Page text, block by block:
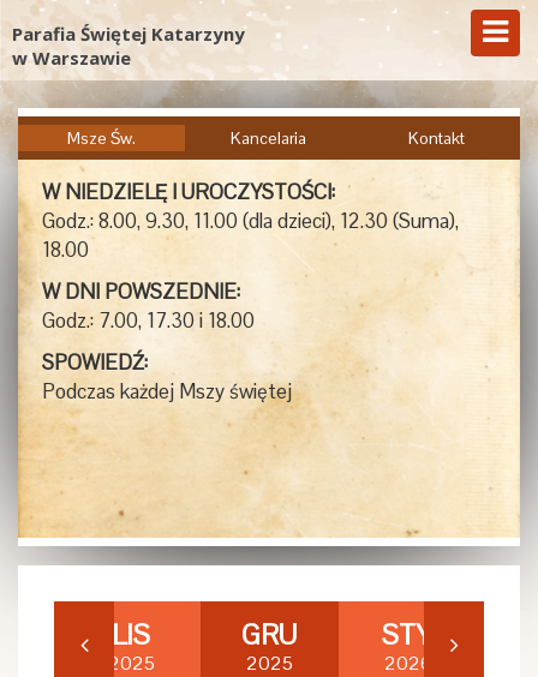
Parafia Świętej Katarzyny
w Warszawie
Msze Św. Kancelaria Kontakt
W NIEDZIELĘ I UROCZYSTOŚCI:
Godz.: 8.00, 9.30, 11.00 (dla dzieci), 12.30 (Suma),
18.00
W DNI POWSZEDNIE:
Godz.: 7.00, 17.30 i 18.00
SPOWIEDŹ:
Podczas każdej Mszy świętej
LIS
2025
GRU
2025
STY
2026